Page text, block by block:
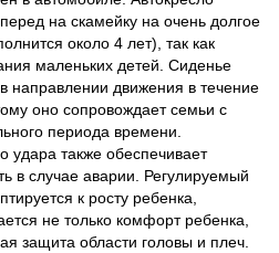
на скамейку на очень долгое
около 4 лет), так как
маленьких детей. Сиденье
направлении движения в течение
оно сопровождает семьи с
периода времени.
удара также обеспечивает
в случае аварии. Регулируемый
к росту ребенка,
не только комфорт ребенка,
защита области головы и плеч.